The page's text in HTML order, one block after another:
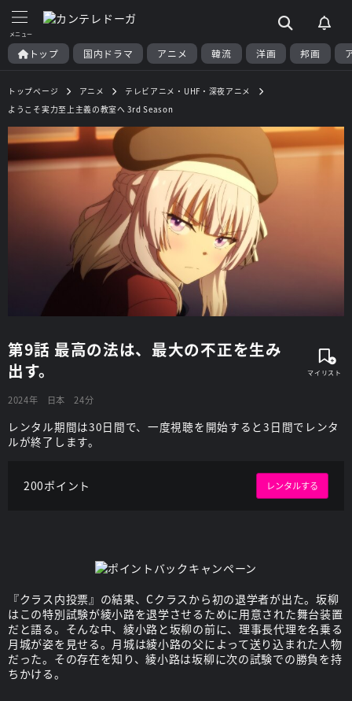
トップ 国内ドラマ アニメ 韓流 洋画 邦画
トップページ アニメ
テレビアニメ・UHF・深夜アニメ
ようこそ実力至上主義の教室へ 3rd Season
第9話 最高の法は、最大の不正を生み
出す。
2024年 日本 24分
レンタル期間は30日間で、一度視聴を開始すると3日間でレンタ
ルが終了します。
200ポイント レンタルする
『クラス内投票』の結果、Cクラスから初の退学者が出た。坂柳
はこの特別試験が綾小路を退学させるために用意された舞台装置
だと語る。そんな中、綾小路と坂柳の前に、理事長代理を名乗る
月城が姿を見せる。月城は綾小路の父によって送り込まれた人物
だった。その存在を知り、綾小路は坂柳に次の試験での勝負を持
ちかける。